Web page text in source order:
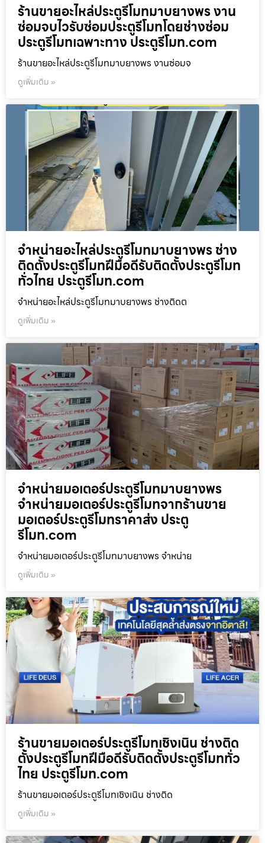
ร้านขายอะไหล่ประตูรีโมทมาบยางพร งาน
ซ่อมจบไวรับซ่อมประตูรีโมทโดยช่างซ่อม
ประตูรีโมทเฉพาะทาง ประตูรีโมท.com
ร้านขายอะไหล่ประตูรีโมทมาบยางพร งานซ่อมจ
ดูเพิ่มเติม »
จำหน่ายอะไหล่ประตูรีโมทมาบยางพร ช่าง
ติดตั้งประตูรีโมทฝีมือดีรับติดตั้งประตูรีโมท
ทั่วไทย ประตูรีโมท.com
จำหน่ายอะไหล่ประตูรีโมทมาบยางพร ช่างติดต
ดูเพิ่มเติม »
จำหน่ายมอเตอร์ประตูรีโมทมาบยางพร
จำหน่ายมอเตอร์ประตูรีโมทจากร้านขาย
มอเตอร์ประตูรีโมทราคาส่ง ประตู
รีโมท.com
จำหน่ายมอเตอร์ประตูรีโมทมาบยางพร จำหน่าย
ดูเพิ่มเติม »
ร้านขายมอเตอร์ประตูรีโมทเชิงเนิน ช่างติด
ตั้งประตูรีโมทฝีมือดีรับติดตั้งประตูรีโมททั่ว
ไทย ประตูรีโมท.com
ร้านขายมอเตอร์ประตูรีโมทเชิงเนิน ช่างติด
ดูเพิ่มเติม »